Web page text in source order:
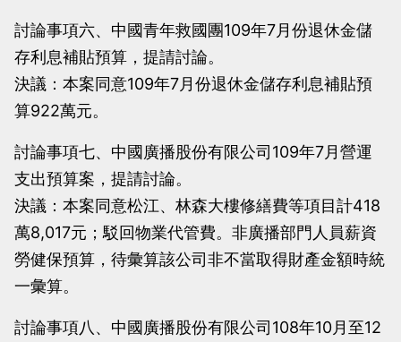
討論事項六、中國青年救國團109年7月份退休金儲
存利息補貼預算，提請討論。
決議：本案同意109年7月份退休金儲存利息補貼預
算922萬元。
討論事項七、中國廣播股份有限公司109年7月營運
支出預算案，提請討論。
決議：本案同意松江、林森大樓修繕費等項目計418
萬8,017元；駁回物業代管費。非廣播部門人員薪資
勞健保預算，待彙算該公司非不當取得財產金額時統
一彙算。
討論事項八、中國廣播股份有限公司108年10月至12